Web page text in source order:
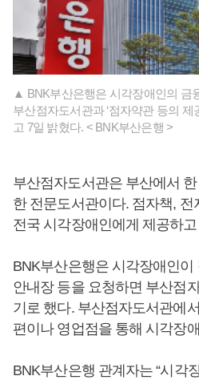
▲ BNK부산은행은 시각장애인의 금
부산점자도서관과 ‘점자약관 등의 제
고 7일 밝혔다. < BNK부산은행 >
부산점자도서관은 부산에서
한 전문도서관이다. 점자책, 전
전국 시각장애인에게 제공하
BNK부산은행은 시각장애인
안내장 등을 요청하면 부산점
기로 했다. 부산점자도서관에
편이나 영업점을 통해 시각장
BNK부산은행 관계자는 “시각